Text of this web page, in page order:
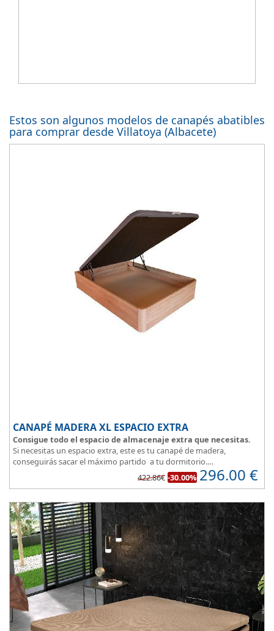
Estos son algunos modelos de canapés abatibles
para comprar desde Villatoya (Albacete)
CANAPÉ MADERA XL ESPACIO EXTRA
Consigue todo el espacio de almacenaje extra que necesitas.
Si necesitas un espacio extra, este es tu canapé de madera,
conseguirás sacar el máximo partido a tu dormitorio.
y es muy transpirable, fabricada con tejido
3D y tapizada en elegante color gris.
que el polvo no se acumule debajo de la cama.
Disponible en 5 colores de madera: Blanco, ártico, cambrian,
wengue y cerezo.
422.86€ -30.00% 296.00 €